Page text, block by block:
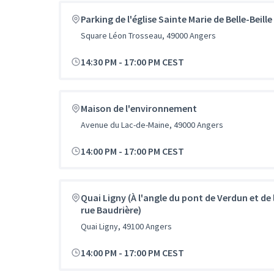
Parking de l'église Sainte Marie de Belle-Beille
Square Léon Trosseau, 49000 Angers
14:30 PM - 17:00 PM CEST
Maison de l'environnement
Avenue du Lac-de-Maine, 49000 Angers
14:00 PM - 17:00 PM CEST
Quai Ligny (À l'angle du pont de Verdun et de
rue Baudrière)
Quai Ligny, 49100 Angers
14:00 PM - 17:00 PM CEST